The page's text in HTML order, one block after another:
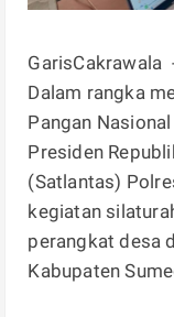
GarisCakrawala
Dalam rangka
Pangan
Presiden
(Satlantas)
kegiatan
perangkat desa
Kabupaten